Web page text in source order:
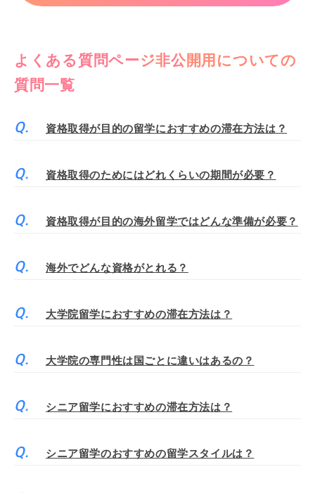
よくある質問ページ非公開用についての
質問一覧
資格取得が目的の留学におすすめの滞在方法は？
資格取得のためにはどれくらいの期間が必要？
資格取得が目的の海外留学ではどんな準備が必要？
海外でどんな資格がとれる？
大学院留学におすすめの滞在方法は？
大学院の専門性は国ごとに違いはあるの？
シニア留学におすすめの滞在方法は？
シニア留学のおすすめの留学スタイルは？